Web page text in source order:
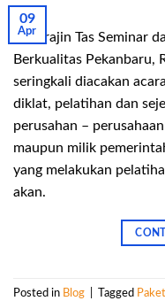
09
Apr
Pengrajin Tas Seminar
Berkualitas Pekanbaru,
seringkali diacakan
diklat, pelatihan dan
perusahan –
maupun milik
yang melakukan
akan.
Posted in Blog Tagged